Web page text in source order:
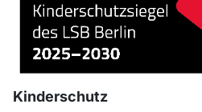
Kinderschutz